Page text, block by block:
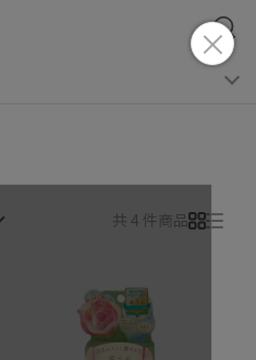
共 4 件商品